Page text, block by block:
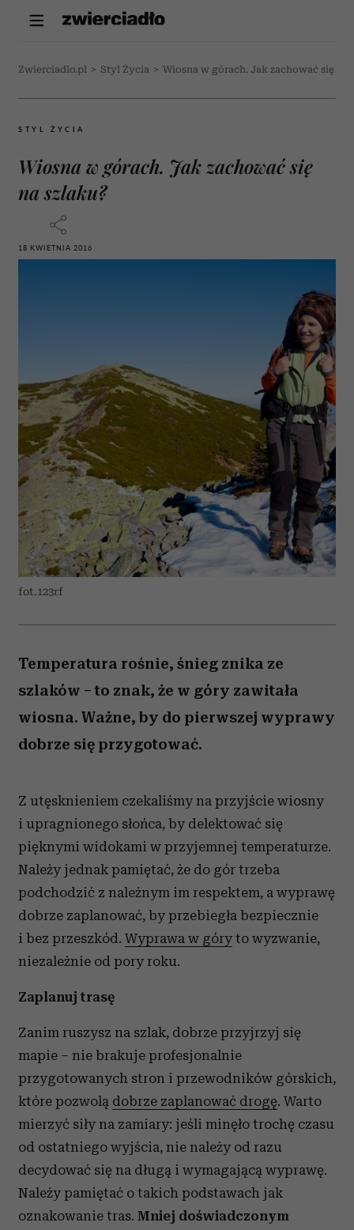
Zwierciadlo.pl > Styl Życia > Wiosna w górach. Jak zachować się na
STYL ŻYCIA
Wiosna w górach. Jak zachować się
na szlaku?
18 KWIETNIA 2016
fot.123rf
Temperatura rośnie, śnieg znika ze
szlaków – to znak, że w góry zawitała
wiosna. Ważne, by do pierwszej wyprawy
dobrze się przygotować.
Z utęsknieniem czekaliśmy na przyjście wiosny
i upragnionego słońca, by delektować się
pięknymi widokami w przyjemnej temperaturze.
Należy jednak pamiętać, że do gór trzeba
podchodzić z należnym im respektem, a wyprawę
dobrze zaplanować, by przebiegła bezpiecznie
i bez przeszkód. Wyprawa w góry to wyzwanie,
niezależnie od pory roku.
Zaplanuj trasę
Zanim ruszysz na szlak, dobrze przyjrzyj się
mapie – nie brakuje profesjonalnie
przygotowanych stron i przewodników górskich,
które pozwolą dobrze zaplanować drogę. Warto
mierzyć siły na zamiary: jeśli minęło trochę czasu
od ostatniego wyjścia, nie należy od razu
decydować się na długą i wymagającą wyprawę.
Należy pamiętać o takich podstawach jak
oznakowanie tras. Mniej doświadczonym